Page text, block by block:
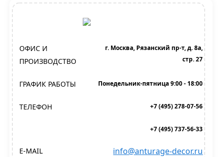
ОФИС И
ПРОИЗВОДСТВО
г. Москва, Рязанский пр-т, д. 8а,
стр. 27
ГРАФИК РАБОТЫ Понедельник-пятница 9:00 - 18:00
ТЕЛЕФОН +7 (495) 278-07-56
+7 (495) 737-56-33
E-MAIL info@anturage-decor.ru